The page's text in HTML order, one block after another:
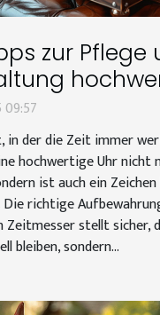
zur Pflege
09:57
in der die Zeit immer
hochwertige Uhr nicht
ist auch ein
Die richtige
Zeitmesser stellt sicher,
bleiben, sondern...